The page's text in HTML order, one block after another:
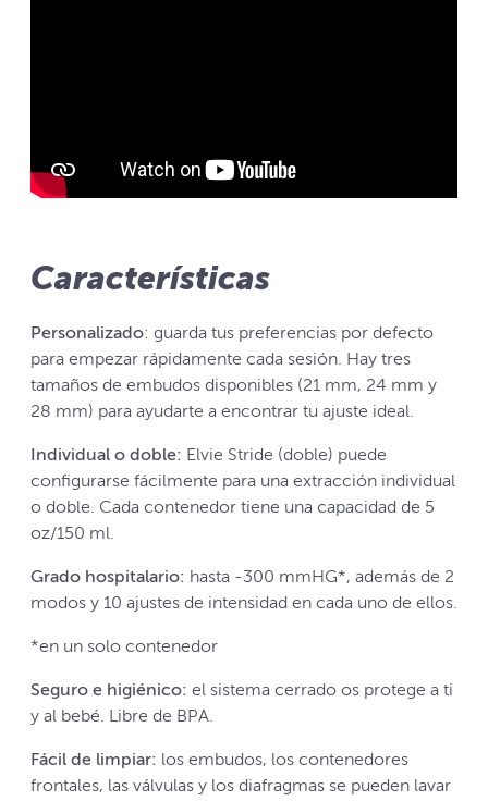
Características
Personalizado: guarda tus preferencias por defecto
para empezar rápidamente cada sesión. Hay tres
tamaños de embudos disponibles (21 mm, 24 mm y
28 mm) para ayudarte a encontrar tu ajuste ideal.
Individual o doble: Elvie Stride (doble) puede
configurarse fácilmente para una extracción individual
o doble. Cada contenedor tiene una capacidad de 5
oz/150 ml.
Grado hospitalario: hasta -300 mmHG*, además de 2
modos y 10 ajustes de intensidad en cada uno de ellos.
*en un solo contenedor
Seguro e higiénico: el sistema cerrado os protege a ti
y al bebé. Libre de BPA.
Fácil de limpiar: los embudos, los contenedores
frontales, las válvulas y los diafragmas se pueden lavar